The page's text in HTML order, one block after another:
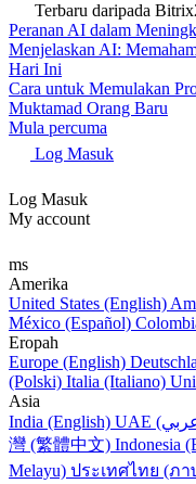
Terbaru daripada
Peranan AI dalam
Menjelaskan AI:
Hari Ini
Cara untuk Memulakan
Muktamad Orang Baru
Mula percuma
Log Masuk
Log Masuk
My account
ms
Amerika
United States (English)
México (Español)
Eropah
Europe (English)
(Polski) Italia (Italiano)
Asia
India (English)
灣 (繁體中文) Indonesia
Melayu) ประเทศไทย (ภา